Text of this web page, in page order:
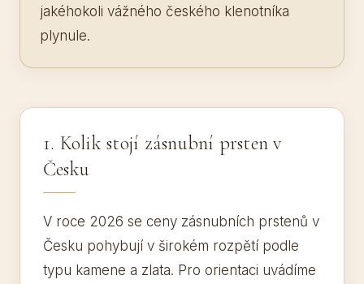
jakéhokoli vážného českého klenotníka
plynule.
1. Kolik stojí zásnubní prsten v
Česku
V roce 2026 se ceny zásnubních prstenů v
Česku pohybují v širokém rozpětí podle
typu kamene a zlata. Pro orientaci uvádíme